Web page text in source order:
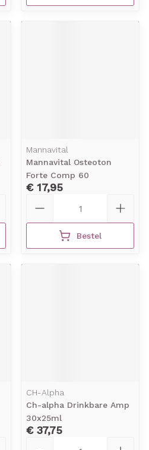
Mannavital
Mannavital Osteoton
Forte Comp 60
€ 17,95
Bestel
CH-Alpha
Ch-alpha Drinkbare Amp
30x25ml
€ 37,75